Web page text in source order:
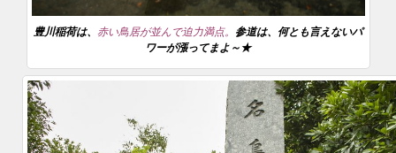
豊川稲荷は、 赤い鳥居が並んで迫力満点。 参道は、何とも言えないパ
ワーが漲ってまよ～★